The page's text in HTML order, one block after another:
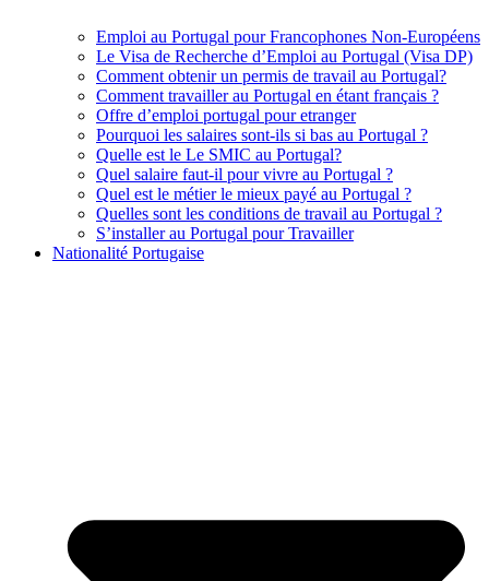
Emploi au Portugal pour Francophones Non-Européens
Le Visa de Recherche d’Emploi au Portugal (Visa DP)
Comment obtenir un permis de travail au Portugal?
Comment travailler au Portugal en étant français ?
Offre d’emploi portugal pour etranger
Pourquoi les salaires sont-ils si bas au Portugal ?
Quelle est le Le SMIC au Portugal?
Quel salaire faut-il pour vivre au Portugal ?
Quel est le métier le mieux payé au Portugal ?
Quelles sont les conditions de travail au Portugal ?
S’installer au Portugal pour Travailler
Nationalité Portugaise